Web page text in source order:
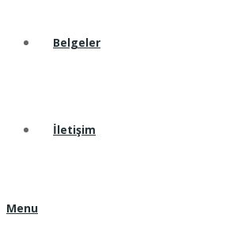
Belgeler
İletişim
Menu